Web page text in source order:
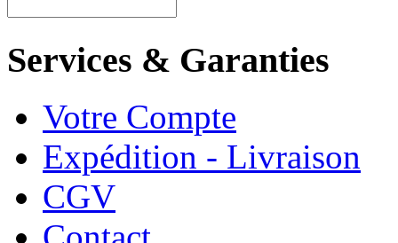
Services & Garanties
Votre Compte
Expédition - Livraison
CGV